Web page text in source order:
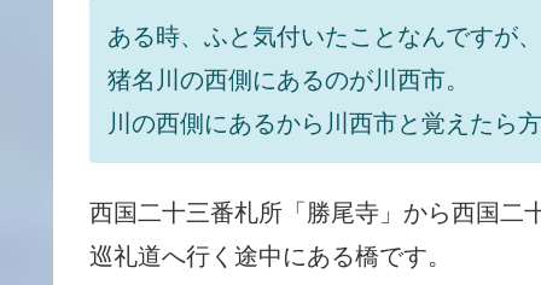
ある時、ふと気付いたことなんですが
猪名川の西側にあるのが川西市。
川の西側にあるから川西市と覚えたら
西国二十三番札所「勝尾寺」から西国二
巡礼道へ行く途中にある橋です。